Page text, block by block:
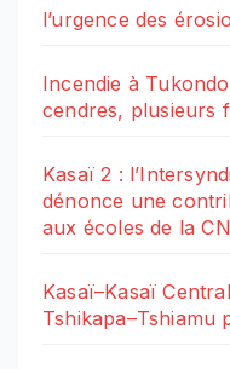
l’urgence des
Incendie à
cendres, plusieurs
Kasaï 2 :
dénonce une
aux écoles de la
Kasaï–Kasaï
Tshikapa–Tshiamu